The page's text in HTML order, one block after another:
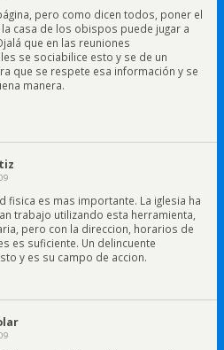
pero como dicen todos, poner el
casa de los obispos puede jugar a
que en las reuniones
se sociabilice esto y se de un
que se respete esa información y se
manera.
fisica es mas importante. La iglesia ha
trabajo utilizando esta herramienta,
pero con la direccion, horarios de
es suficiente. Un delincuente
y es su campo de accion.